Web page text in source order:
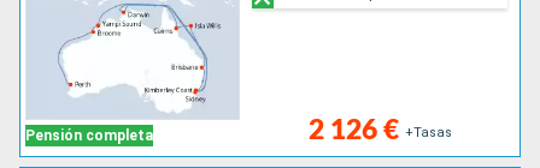
Pensión completa 2 126 € +Tasas